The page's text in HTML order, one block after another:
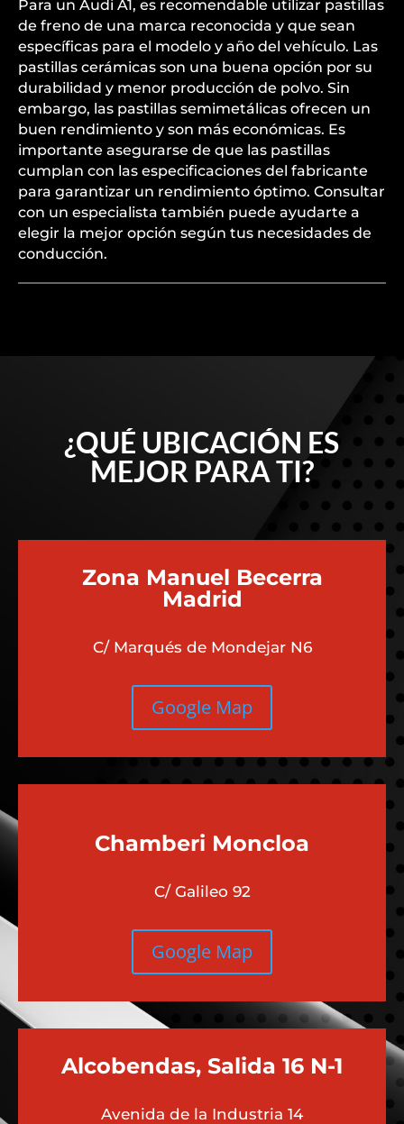
Para un Audi A1, es recomendable utilizar pastillas
de freno de una marca reconocida y que sean
específicas para el modelo y año del vehículo. Las
pastillas cerámicas son una buena opción por su
durabilidad y menor producción de polvo. Sin
embargo, las pastillas semimetálicas ofrecen un
buen rendimiento y son más económicas. Es
importante asegurarse de que las pastillas
cumplan con las especificaciones del fabricante
para garantizar un rendimiento óptimo. Consultar
con un especialista también puede ayudarte a
elegir la mejor opción según tus necesidades de
conducción.
¿QUÉ UBICACIÓN ES
MEJOR PARA TI?
Zona Manuel Becerra
Madrid
C/ Marqués de Mondejar N6
Google Map
Chamberi Moncloa
C/ Galileo 92
Google Map
Alcobendas, Salida 16 N-1
Avenida de la Industria 14